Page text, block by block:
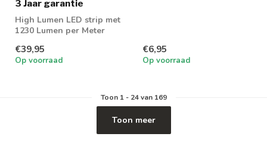
3 Jaar garantie
High Lumen LED strip met
1230 Lumen per Meter
€39,95
Op voorraad
€6,95
Op voorraad
Toon 1- 24van 169
Toon meer